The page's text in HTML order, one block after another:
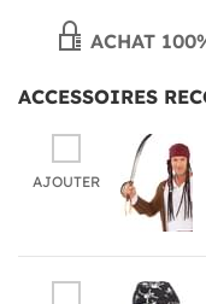
ACHAT
ACCESSOIRES
AJOUTER